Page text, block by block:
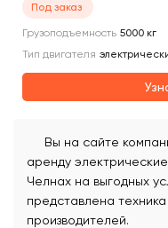
Под заказ
Грузоподъемность 5000 кг
Тип двигателя
Вы на сайте
аренду
Челнах на выгодных
представлена
производителей.